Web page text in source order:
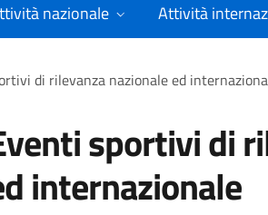
nazionale Attività
di rilevanza nazionale ed
sportivi di
internazionale